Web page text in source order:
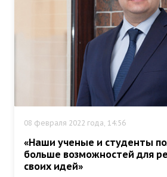
08 февраля 2022 года, 14:56
«Наши ученые и студенты
больше возможностей для
своих идей»